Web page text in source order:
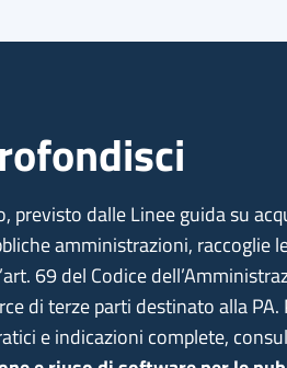
previsto dalle Linee guida su
amministrazioni, raccoglie
69 del Codice
di terze parti destinato alla
e indicazioni complete,